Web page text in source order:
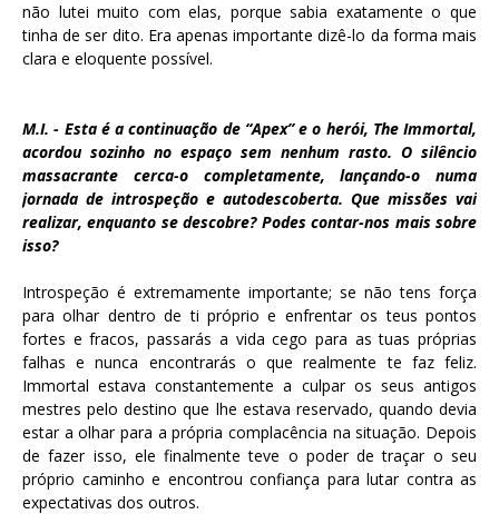
não lutei muito com elas, porque sabia exatamente o que
tinha de ser dito. Era apenas importante dizê-lo da forma mais
clara e eloquente possível.
M.I. - Esta é a continuação de “Apex” e o herói, The Immortal,
acordou sozinho no espaço sem nenhum rasto. O silêncio
massacrante cerca-o completamente, lançando-o numa
jornada de introspeção e autodescoberta. Que missões vai
realizar, enquanto se descobre? Podes contar-nos mais sobre
isso?
Introspeção é extremamente importante; se não tens força
para olhar dentro de ti próprio e enfrentar os teus pontos
fortes e fracos, passarás a vida cego para as tuas próprias
falhas e nunca encontrarás o que realmente te faz feliz.
Immortal estava constantemente a culpar os seus antigos
mestres pelo destino que lhe estava reservado, quando devia
estar a olhar para a própria complacência na situação. Depois
de fazer isso, ele finalmente teve o poder de traçar o seu
próprio caminho e encontrou confiança para lutar contra as
expectativas dos outros.